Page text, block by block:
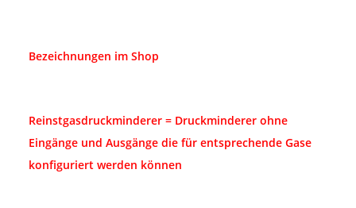
Bezeichnungen im Shop
Reinstgasdruckminderer = Druckminderer ohne
Eingänge und Ausgänge die für entsprechende Gase
konfiguriert werden können